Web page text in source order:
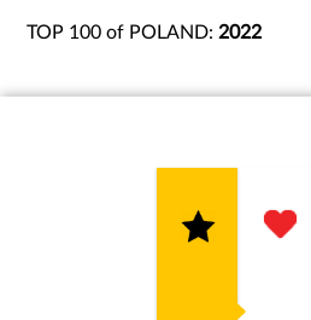
TOP 100 of POLAND: 2022